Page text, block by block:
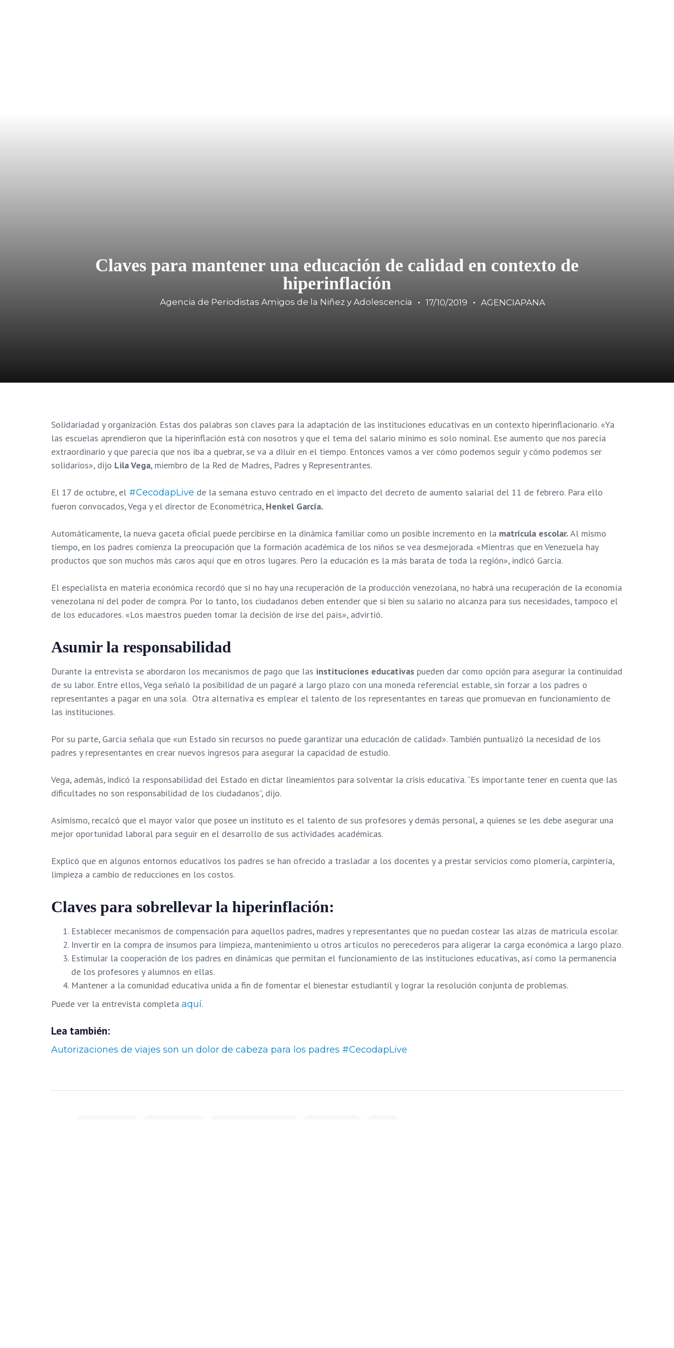
Claves para mantener una educación de calidad en contexto de
hiperinflación
Agencia de Periodistas Amigos de la Niñez y Adolescencia 17/10/2019 AGENCIAPANA
Solidariadad y organización. Estas dos palabras son claves para la adaptación de las instituciones educativas en un contexto hiperinflacionario. «Ya
las escuelas aprendieron que la hiperinflación está con nosotros y que el tema del salario mínimo es solo nominal. Ese aumento que nos parecía
extraordinario y que parecía que nos iba a quebrar, se va a diluir en el tiempo. Entonces vamos a ver cómo podemos seguir y cómo podemos ser
solidarios», dijo Lila Vega, miembro de la Red de Madres, Padres y Representrantes.
El 17 de octubre, el #CecodapLive de la semana estuvo centrado en el impacto del decreto de aumento salarial del 11 de febrero. Para ello
fueron convocados, Vega y el director de Econométrica, Henkel García.
Automáticamente, la nueva gaceta oficial puede percibirse en la dinámica familiar como un posible incremento en la matrícula escolar.Al mismo
tiempo, en los padres comienza la preocupación que la formación académica de los niños se vea desmejorada. «Mientras que en Venezuela hay
productos que son muchos más caros aquí que en otros lugares. Pero la educación es la más barata de toda la región», indicó García.
El especialista en materia económica recordó que si no hay una recuperación de la producción venezolana, no habrá una recuperación de la economía
venezolana ni del poder de compra. Por lo tanto, los ciudadanos deben entender que si bien su salario no alcanza para sus necesidades, tampoco el
de los educadores. «Los maestros pueden tomar la decisión de irse del país», advirtió.
Asumir la responsabilidad
Durante la entrevista se abordaron los mecanismos de pago que las instituciones educativas pueden dar como opción para asegurar la continuidad
de su labor. Entre ellos, Vega señaló la posibilidad de un pagaré a largo plazo con una moneda referencial estable, sin forzar a los padres o
representantes a pagar en una sola. Otra alternativa es emplear el talento de los representantes en tareas que promuevan en funcionamiento de
las instituciones.
Por su parte, García señala que «un Estado sin recursos no puede garantizar una educación de calidad». También puntualizó la necesidad de los
padres y representantes en crear nuevos ingresos para asegurar la capacidad de estudio.
Vega, además, indicó la responsabilidad del Estado en dictar lineamientos para solventar la crisis educativa. “Es importante tener en cuenta que las
dificultades no son responsabilidad de los ciudadanos”, dijo.
Asimismo, recalcó que el mayor valor que posee un instituto es el talento de sus profesores y demás personal, a quienes se les debe asegurar una
mejor oportunidad laboral para seguir en el desarrollo de sus actividades académicas.
Explicó que en algunos entornos educativos los padres se han ofrecido a trasladar a los docentes y a prestar servicios como plomería, carpintería,
limpieza a cambio de reducciones en los costos.
Claves para sobrellevar la hiperinflación:
Establecer mecanismos de compensación para aquellos padres, madres y representantes que no puedan costear las alzas de matricula escolar.
Invertir en la compra de insumos para limpieza, mantenimiento u otros artículos no perecederos para aligerar la carga económica a largo plazo.
Estimular la cooperación de los padres en dinámicas que permitan el funcionamiento de las instituciones educativas, así como la permanencia
de los profesores y alumnos en ellas.
Mantener a la comunidad educativa unida a fin de fomentar el bienestar estudiantil y lograr la resolución conjunta de problemas.
Puede ver la entrevista completa aquí.
Lea también:
Autorizaciones de viajes son un dolor de cabeza para los padres #CecodapLive